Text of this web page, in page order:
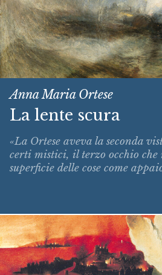
Anna Maria Ortese
La lente scura
«La Ortese aveva la seconda
certi mistici, il terzo occhio che
superficie delle cose come